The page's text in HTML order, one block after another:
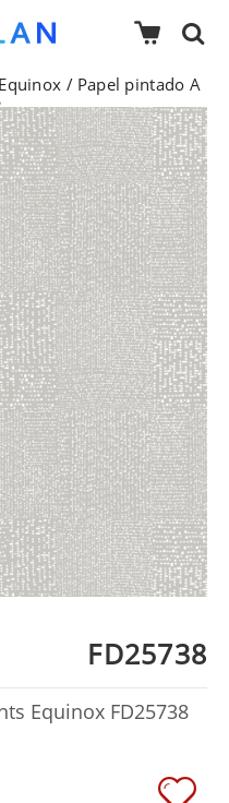
Equinox / Papel pintado A
FD25738
Equinox FD25738